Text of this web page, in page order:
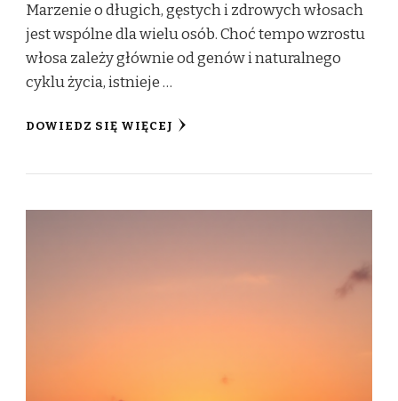
Marzenie o długich, gęstych i zdrowych włosach
jest wspólne dla wielu osób. Choć tempo wzrostu
włosa zależy głównie od genów i naturalnego
cyklu życia, istnieje …
DOWIEDZ SIĘ WIĘCEJ